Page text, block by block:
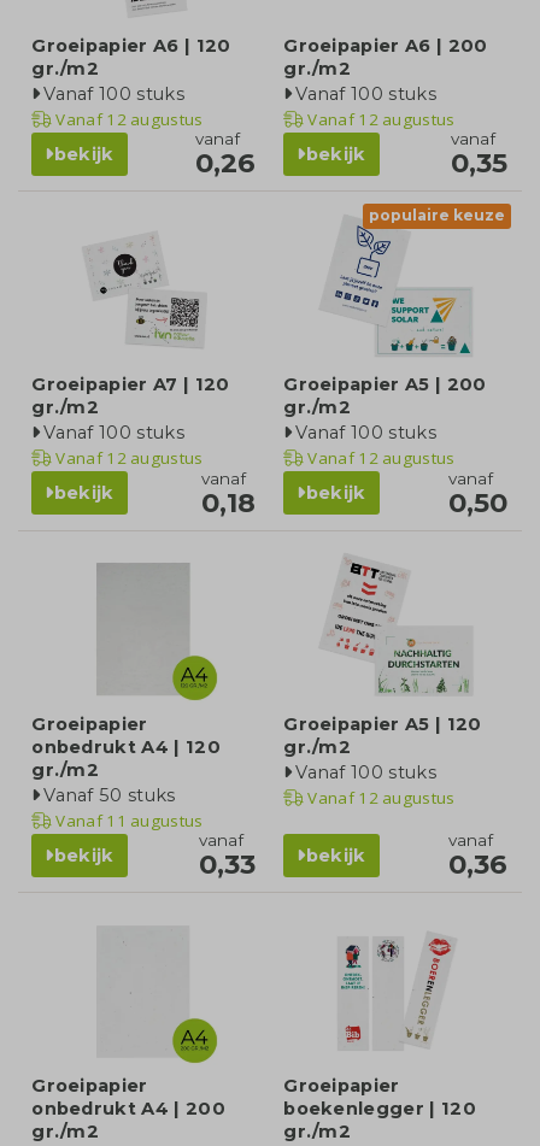
Groeipapier A6 | 120
gr./m2
Vanaf 100 stuks
Vanaf12 augustus
bekijk
vanaf
0,26
Groeipapier A6 | 200
gr./m2
Vanaf 100 stuks
Vanaf12 augustus
bekijk
vanaf
0,35
Groeipapier A7 | 120
gr./m2
Vanaf 100 stuks
Vanaf12 augustus
bekijk
vanaf
0,18
populaire keuze
Groeipapier A5 | 200
gr./m2
Vanaf 100 stuks
Vanaf12 augustus
bekijk
vanaf
0,50
Groeipapier
onbedrukt A4 | 120
gr./m2
Vanaf 50 stuks
Vanaf11 augustus
bekijk
vanaf
0,33
Groeipapier A5 | 120
gr./m2
Vanaf 100 stuks
Vanaf12 augustus
bekijk
vanaf
0,36
Groeipapier
onbedrukt A4 | 200
gr./m2
Groeipapier
boekenlegger | 120
gr./m2